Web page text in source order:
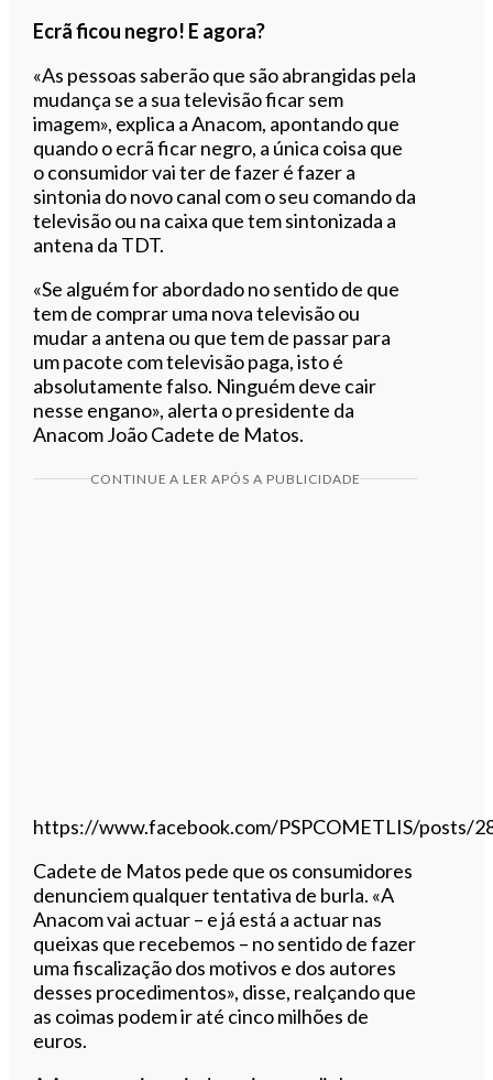
Ecrã ficou negro! E agora?
«As pessoas saberão que são abrangidas pela
mudança se a sua televisão ficar sem
imagem», explica a Anacom, apontando que
quando o ecrã ficar negro, a única coisa que
o consumidor vai ter de fazer é fazer a
sintonia do novo canal com o seu comando da
televisão ou na caixa que tem sintonizada a
antena da TDT.
«Se alguém for abordado no sentido de que
tem de comprar uma nova televisão ou
mudar a antena ou que tem de passar para
um pacote com televisão paga, isto é
absolutamente falso. Ninguém deve cair
nesse engano», alerta o presidente da
Anacom João Cadete de Matos.
CONTINUE A LER APÓS A PUBLICIDADE
https://www.facebook.com/PSPCOMETLIS/posts/
Cadete de Matos pede que os consumidores
denunciem qualquer tentativa de burla. «A
Anacom vai actuar – e já está a actuar nas
queixas que recebemos – no sentido de fazer
uma fiscalização dos motivos e dos autores
desses procedimentos», disse, realçando que
as coimas podem ir até cinco milhões de
euros.